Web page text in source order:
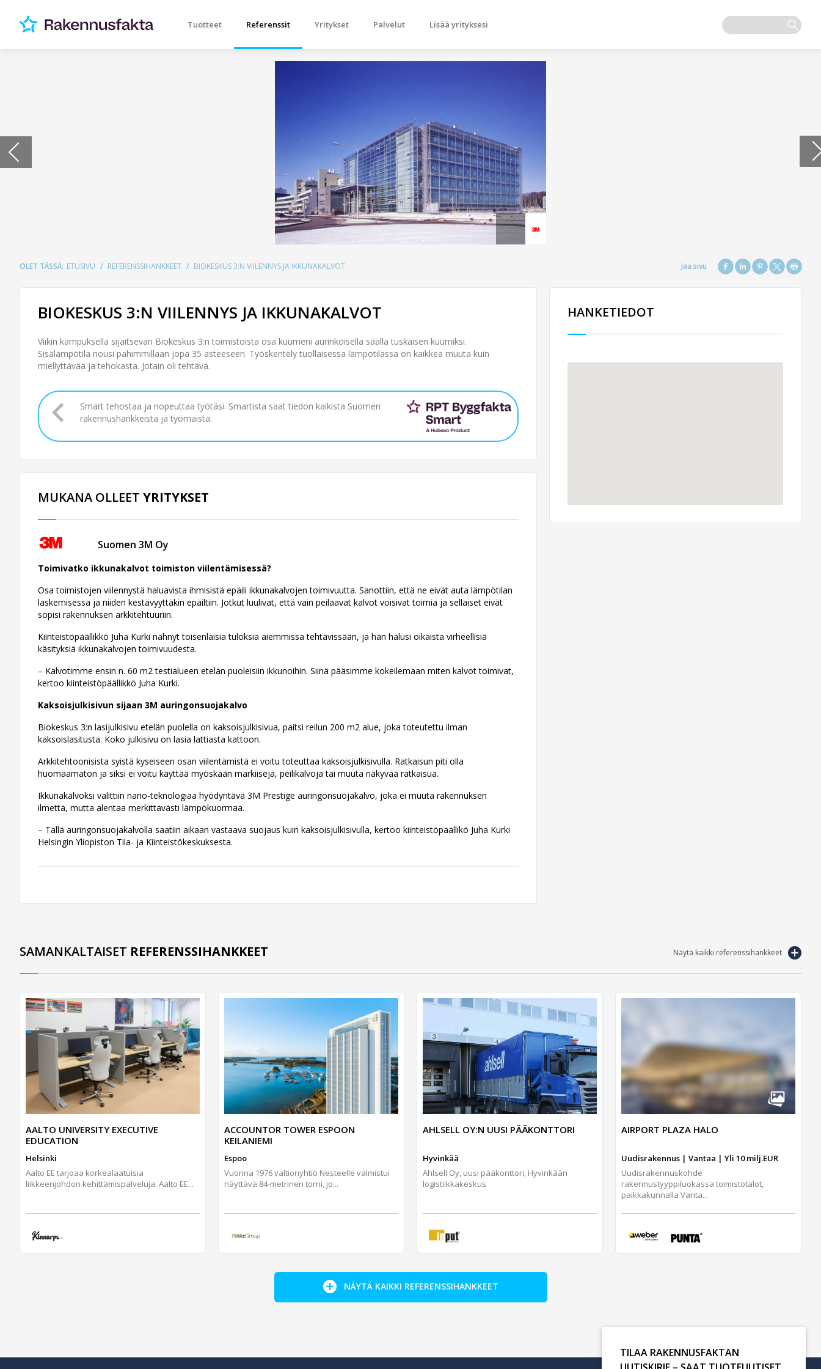
Tuotteet Referenssit Yritykset Palvelut Lisää yrityksesi
OLET TÄSSÄ: ETUSIVU REFERENSSIHANKKEET BIOKESKUS 3:N VIILENNYS JA IKKUNAKALVOT
BIOKESKUS 3:N VIILENNYS JA IKKUNAKALVOT
Viikin kampuksella sijaitsevan Biokeskus 3:n toimistoista osa kuumeni aurinkoisella säällä tuskaisen kuumiksi.
Sisälämpötila nousi pahimmillaan jopa 35 asteeseen. Työskentely tuollaisessa lämpötilassa on kaikkea muuta kuin
miellyttävää ja tehokasta. Jotain oli tehtävä.
Smart tehostaa ja nopeuttaa työtäsi. Smartista saat tiedon kaikista Suomen
rakennushankkeista ja työmaista.
MUKANA OLLEET YRITYKSET
Suomen 3M Oy
Toimivatko ikkunakalvot toimiston viilentämisessä?
Osa toimistojen viilennystä haluavista ihmisistä epäili ikkunakalvojen toimivuutta. Sanottiin, että ne eivät auta lämpötilan
laskemisessa ja niiden kestävyyttäkin epäiltiin. Jotkut luulivat, että vain peilaavat kalvot voisivat toimia ja sellaiset eivät
sopisi rakennuksen arkkitehtuuriin.
Kiinteistöpäällikkö Juha Kurki nähnyt toisenlaisia tuloksia aiemmissa tehtävissään, ja hän halusi oikaista virheellisiä
käsityksiä ikkunakalvojen toimivuudesta.
– Kalvotimme ensin n. 60 m2 testialueen etelän puoleisiin ikkunoihin. Siinä pääsimme kokeilemaan miten kalvot toimivat,
kertoo kiinteistöpäällikkö Juha Kurki.
Kaksoisjulkisivun sijaan 3M auringonsuojakalvo
Biokeskus 3:n lasijulkisivu etelän puolella on kaksoisjulkisivua, paitsi reilun 200 m2 alue, joka toteutettu ilman
kaksoislasitusta. Koko julkisivu on lasia lattiasta kattoon.
Arkkitehtoonisista syistä kyseiseen osan viilentämistä ei voitu toteuttaa kaksoisjulkisivulla. Ratkaisun piti olla
huomaamaton ja siksi ei voitu käyttää myöskään markiiseja, peilikalvoja tai muuta näkyvää ratkaisua.
Ikkunakalvoksi valittiin nano-teknologiaa hyödyntävä 3M Prestige auringonsuojakalvo, joka ei muuta rakennuksen
ilmettä, mutta alentaa merkittävästi lämpökuormaa.
– Tällä auringonsuojakalvolla saatiin aikaan vastaava suojaus kuin kaksoisjulkisivulla, kertoo kiinteistöpäällikö Juha Kurki
Helsingin Yliopiston Tila- ja Kiinteistökeskuksesta.
HANKETIEDOT
Näytä kaikki referenssihankkeet
SAMANKALTAISET REFERENSSIHANKKEET
AALTO UNIVERSITY EXECUTIVE
EDUCATION
Helsinki
Aalto EE tarjoaa korkealaatuisia
liikkeenjohdon kehittämispalveluja. Aalto EE...
ACCOUNTOR TOWER ESPOON
KEILANIEMI
Espoo
Vuonna 1976 valtionyhtiö Nesteelle valmistui
näyttävä 84-metrinen torni, jo...
AHLSELL OY:N UUSI PÄÄKONTTORI
Hyvinkää
Ahlsell Oy, uusi pääkonttori, Hyvinkään
logistiikkakeskus
AIRPORT PLAZA HALO
Uudisrakennus | Vantaa | Yli 10 milj.EUR
Uudisrakennuskohde
rakennustyyppiluokassa toimistotalot,
paikkakunnalla Vanta...
NÄYTÄ KAIKKI REFERENSSIHANKKEET
TILAA RAKENNUSFAKTAN